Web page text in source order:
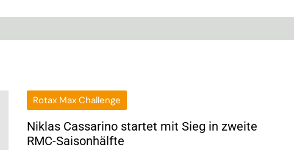
Rotax Max Challenge
Niklas Cassarino startet mit Sieg in zweite
RMC-Saisonhälfte